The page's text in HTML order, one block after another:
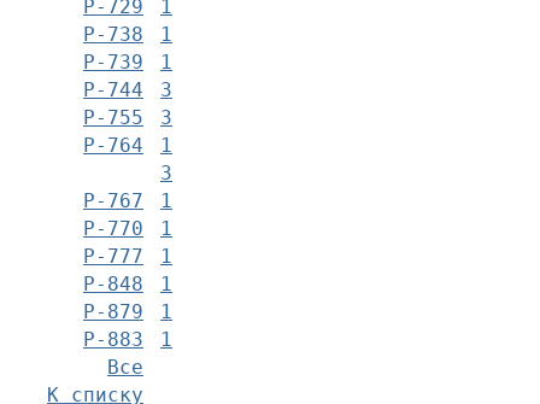
Р-729
1
Р-738
1
Р-739
1
Р-744
3
Р-755
3
Р-764
1
3
Р-767
1
Р-770
1
Р-777
1
Р-848
1
Р-879
1
Р-883
1
Все
К списку